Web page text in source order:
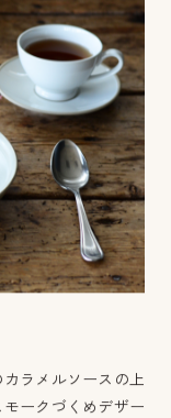
ラメルソースの上
ークづくめデザー